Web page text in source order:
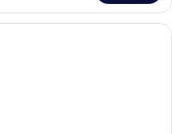
Une chambre d’hôtel équipée d’un